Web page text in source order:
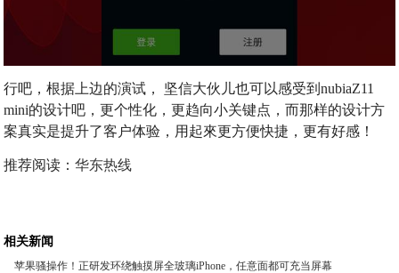
行吧，根据上边的演试， 坚信大伙儿也可以感受到nubiaZ11
mini的设计吧，更个性化，更趋向小关键点，而那样的设计方
案真实是提升了客户体验，用起來更方便快捷，更有好感！
推荐阅读：华东热线
相关新闻
苹果骚操作！正研发环绕触摸屏全玻璃iPhone，任意面都可充当屏幕